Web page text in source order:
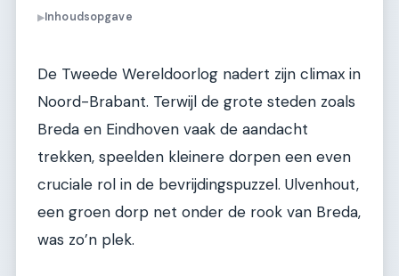
▶Inhoudsopgave
De Tweede Wereldoorlog nadert zijn climax in
Noord-Brabant. Terwijl de grote steden zoals
Breda en Eindhoven vaak de aandacht
trekken, speelden kleinere dorpen een even
cruciale rol in de bevrijdingspuzzel. Ulvenhout,
een groen dorp net onder de rook van Breda,
was zo’n plek.